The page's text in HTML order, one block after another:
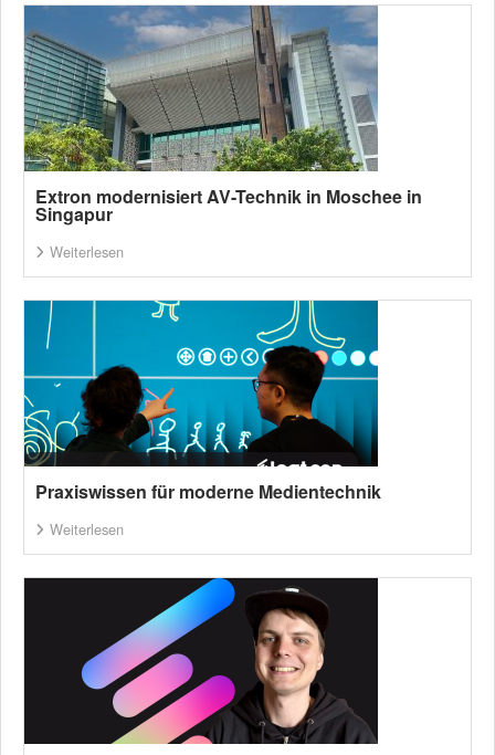
Extron modernisiert AV-Technik in Moschee in
Singapur
Weiterlesen
Praxiswissen für moderne Medientechnik
Weiterlesen